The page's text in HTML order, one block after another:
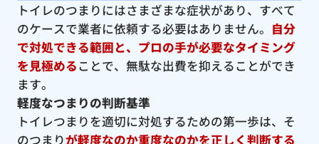
トイレのつまりにはさまざまな症状があり、すべて
のケースで業者に依頼する必要はありません。 自分
で対処できる範囲と、プロの手が必要なタイミング
を見極めることで、無駄な出費を抑えることができ
ます。
軽度なつまりの判断基準
トイレつまりを適切に対処するための第一歩は、そ
のつまりが軽度なのか重度なのかを正しく判断する